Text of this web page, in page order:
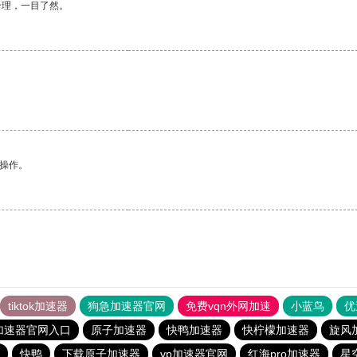
，一目了然。
作。
tiktok加速器 狗急加速器官网 免费vqn外网加速 小蓝鸟
速器官网入口
原子加速器 快鸭加速器 快柠檬加速器
旋风
快鸭
下载原子加速器 vp加速器官网 红海pro加速器 星